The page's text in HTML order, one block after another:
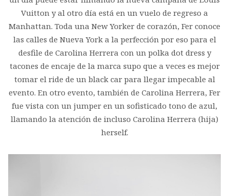
Vuitton y al otro día está en un vuelo de regreso a
Manhattan. Toda una New Yorker de corazón, Fer conoce
las calles de Nueva York a la perfección por eso para el
desfile de Carolina Herrera con un polka dot dress y
tacones de encaje de la marca supo que a veces es mejor
tomar el ride de un black car para llegar impecable al
evento. En otro evento, también de Carolina Herrera, Fer
fue vista con un jumper en un sofisticado tono de azul,
llamando la atención de incluso Carolina Herrera (hija)
herself.